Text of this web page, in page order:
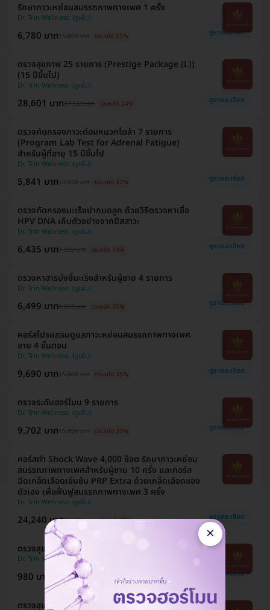
รักษาภาวะหย่อนสมรรถภาพทางเพศ 1 ครั้ง
Dr. Trin Wellness
6,780 บาท15,000 บาท ประหยัด 55% ดูรายละเอียด
ตรวจสุขภาพ 25 รายการ (Prestige Package (L))
(15 ปีขึ้นไป)
Dr. Trin Wellness
28,601 บาท37,565 บาท ประหยัด 24% ดูรายละเอียด
ตรวจคัดกรองภาวะต่อมหมวกไตล้า 7 รายการ
(Program Lab Test for Adrenal Fatigue)
สำหรับผู้ที่อายุ 15 ปีขึ้นไป
Dr. Trin Wellness
5,841 บาท10,000 บาท ประหยัด 42% ดูรายละเอียด
ตรวจคัดกรองมะเร็งปากมดลูก ด้วยวิธีตรวจหาเชื้อ
HPV DNA เก็บตัวอย่างจากปัสสาวะ
Dr. Trin Wellness
6,435 บาท7,500 บาท ประหยัด 14% ดูรายละเอียด
ตรวจหาสารบ่งชี้มะเร็งสำหรับผู้ชาย 4 รายการ
Dr. Trin Wellness
6,499 บาท9,990 บาท ประหยัด 35% ดูรายละเอียด
คอร์สโปรแกรมดูแลภาวะหย่อนสมรรถภาพทางเพศ
ชาย 4 ขั้นตอน
Dr. Trin Wellness
9,690 บาท15,000 บาท ประหยัด 35% ดูรายละเอียด
ตรวจระดับฮอร์โมน 9 รายการ
Dr. Trin Wellness
9,702 บาท15,800 บาท ประหยัด 39% ดูรายละเอียด
คอร์สทำ Shock Wave 4,000 ช็อต รักษาภาวะหย่อน
สมรรถภาพทางเพศสำหรับผู้ชาย 10 ครั้ง และคอร์ส
ฉีดเกล็ดเลือดเข้มข้น PRP Extra ด้วยเกล็ดเลือดของ
ตัวเอง เพื่อฟื้นฟูสมรรถภาพทางเพศ 3 ครั้ง
Dr. Trin Wellness
24,240 บาท24,990 บาท ประหยัด 3% ดูรายละเอียด
ตรวจสุขภาพ 2 รายการ (ผู้ชาย 20 ปีขึ้นไป)
Dr. Trin Wellness
980 บาท 2,990 บาท ประหยัด 67% ดูรายละเอียด
ตรวจสุขภาพและสมรรถภาพทางเพศ 12 รายการ
×